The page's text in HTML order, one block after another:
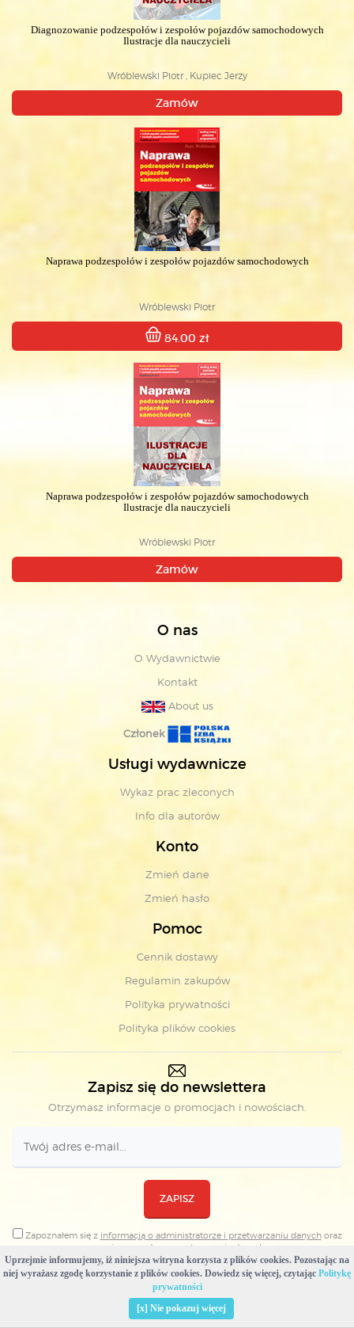
Diagnozowanie podzespołów i zespołów pojazdów samochodowych
Ilustracje dla nauczycieli
Wróblewski Piotr , Kupiec Jerzy
Zamów
Naprawa podzespołów i zespołów pojazdów samochodowych
Wróblewski Piotr
84.00 zł
Naprawa podzespołów i zespołów pojazdów samochodowych
Ilustracje dla nauczycieli
Wróblewski Piotr
Zamów
O nas
O Wydawnictwie
Kontakt
About us
Członek
Usługi wydawnicze
Wykaz prac zleconych
Info dla autorów
Konto
Zmień dane
Zmień hasło
Pomoc
Cennik dostawy
Regulamin zakupów
Polityka prywatności
Polityka plików cookies
Zapisz się do newslettera
Otrzymasz informacje o promocjach i nowościach.
ZAPISZ
Zapoznałem się z informacją o administratorze i przetwarzaniu danychoraz
wyrażam zgodę na
przetwarzanie danych
Uprzejmie informujemy, iż niniejsza witryna korzysta z plików cookies. Pozostając na
niej wyrażasz zgodę korzystanie z plików cookies. Dowiedz się więcej, czytając Politykę
prywatności
[x] Nie pokazuj więcej